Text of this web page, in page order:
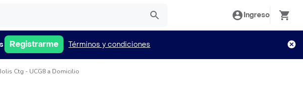
Ingreso
Registrarme Términos y condiciones
Ctg - UCG8 a Domicilio